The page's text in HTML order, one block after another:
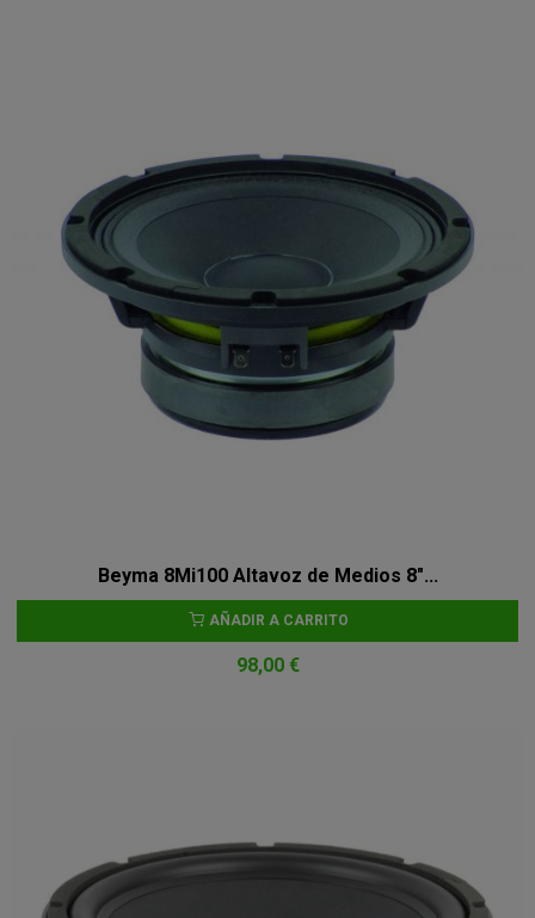
Beyma 8Mi100 Altavoz de Medios 8"...
AÑADIR A CARRITO
98,00 €